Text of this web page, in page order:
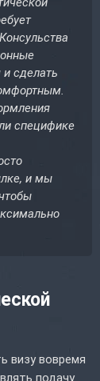
сделать
специфике
и мы
визу вовремя
подачу